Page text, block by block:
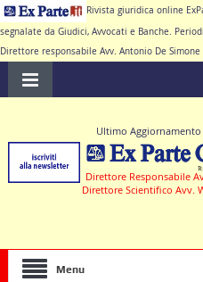
Rivista giuridica online
segnalate da Giudici, Avvocati e Banche.
Direttore responsabile Avv. Antonio De Simone
Ultimo Aggiornamento
Direttore Responsabile
Direttore Scientifico Avv.
Menu